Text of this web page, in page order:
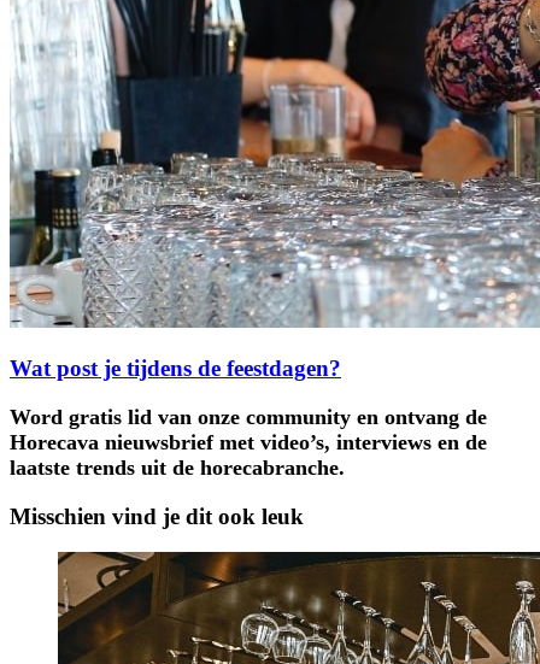
Wat post je tijdens de feestdagen?
Word gratis lid van onze community en ontvang de
Horecava nieuwsbrief met video’s, interviews en de
laatste trends uit de horecabranche.
Misschien vind je dit ook leuk